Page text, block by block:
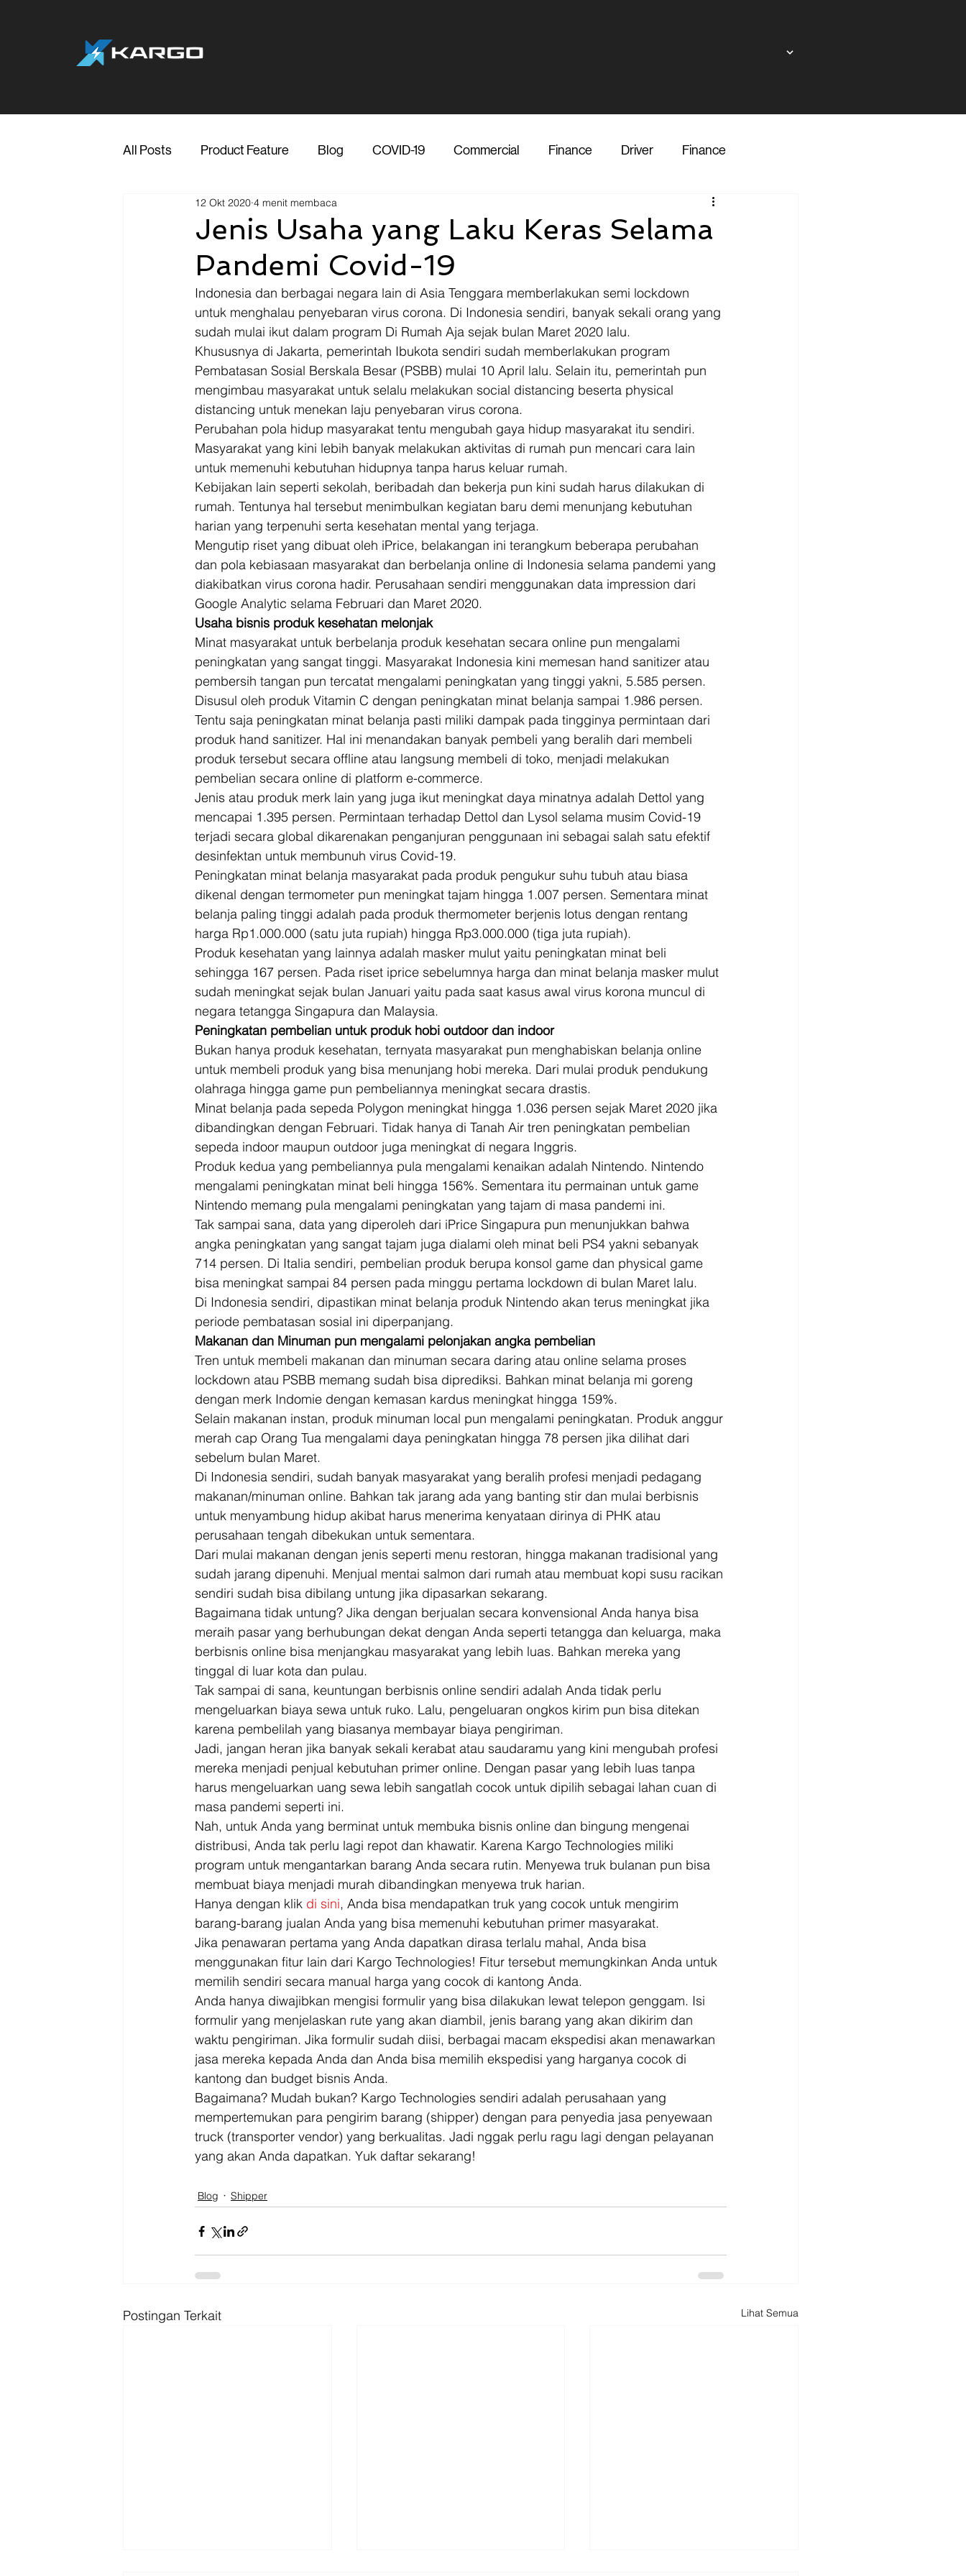
All Posts Product Feature Blog COVID-19 Commercial Finance Driver Finance
Marketing Media
Transporter Support Blog Vendor Shipper
Jakarta
Jenis Usaha yang Laku Keras Selama
Pandemi Covid-19
12 Okt 2020 4 menit membaca
Indonesia dan berbagai negara lain di Asia Tenggara memberlakukan semi lockdown
untuk menghalau penyebaran virus corona. Di Indonesia sendiri, banyak sekali orang yang
sudah mulai ikut dalam program Di Rumah Aja sejak bulan Maret 2020 lalu.
Khususnya di Jakarta, pemerintah Ibukota sendiri sudah memberlakukan program
Pembatasan Sosial Berskala Besar (PSBB) mulai 10 April lalu. Selain itu, pemerintah pun
mengimbau masyarakat untuk selalu melakukan social distancing beserta physical
distancing untuk menekan laju penyebaran virus corona.
Perubahan pola hidup masyarakat tentu mengubah gaya hidup masyarakat itu sendiri.
Masyarakat yang kini lebih banyak melakukan aktivitas di rumah pun mencari cara lain
untuk memenuhi kebutuhan hidupnya tanpa harus keluar rumah.
Kebijakan lain seperti sekolah, beribadah dan bekerja pun kini sudah harus dilakukan di
rumah. Tentunya hal tersebut menimbulkan kegiatan baru demi menunjang kebutuhan
harian yang terpenuhi serta kesehatan mental yang terjaga.
Mengutip riset yang dibuat oleh iPrice, belakangan ini terangkum beberapa perubahan
dan pola kebiasaan masyarakat dan berbelanja online di Indonesia selama pandemi yang
diakibatkan virus corona hadir. Perusahaan sendiri menggunakan data impression dari
Google Analytic selama Februari dan Maret 2020.
Usaha bisnis produk kesehatan melonjak
Minat masyarakat untuk berbelanja produk kesehatan secara online pun mengalami
peningkatan yang sangat tinggi. Masyarakat Indonesia kini memesan hand sanitizer atau
pembersih tangan pun tercatat mengalami peningkatan yang tinggi yakni, 5.585 persen.
Disusul oleh produk Vitamin C dengan peningkatan minat belanja sampai 1.986 persen.
Tentu saja peningkatan minat belanja pasti miliki dampak pada tingginya permintaan dari
produk hand sanitizer. Hal ini menandakan banyak pembeli yang beralih dari membeli
produk tersebut secara offline atau langsung membeli di toko, menjadi melakukan
pembelian secara online di platform e-commerce.
Jenis atau produk merk lain yang juga ikut meningkat daya minatnya adalah Dettol yang
mencapai 1.395 persen. Permintaan terhadap Dettol dan Lysol selama musim Covid-19
terjadi secara global dikarenakan penganjuran penggunaan ini sebagai salah satu efektif
desinfektan untuk membunuh virus Covid-19.
Peningkatan minat belanja masyarakat pada produk pengukur suhu tubuh atau biasa
dikenal dengan termometer pun meningkat tajam hingga 1.007 persen. Sementara minat
belanja paling tinggi adalah pada produk thermometer berjenis lotus dengan rentang
harga Rp1.000.000 (satu juta rupiah) hingga Rp3.000.000 (tiga juta rupiah).
Produk kesehatan yang lainnya adalah masker mulut yaitu peningkatan minat beli
sehingga 167 persen. Pada riset iprice sebelumnya harga dan minat belanja masker mulut
sudah meningkat sejak bulan Januari yaitu pada saat kasus awal virus korona muncul di
negara tetangga Singapura dan Malaysia.
Peningkatan pembelian untuk produk hobi outdoor dan indoor
Bukan hanya produk kesehatan, ternyata masyarakat pun menghabiskan belanja online
untuk membeli produk yang bisa menunjang hobi mereka. Dari mulai produk pendukung
olahraga hingga game pun pembeliannya meningkat secara drastis.
Minat belanja pada sepeda Polygon meningkat hingga 1.036 persen sejak Maret 2020 jika
dibandingkan dengan Februari. Tidak hanya di Tanah Air tren peningkatan pembelian
sepeda indoor maupun outdoor juga meningkat di negara Inggris.
Produk kedua yang pembeliannya pula mengalami kenaikan adalah Nintendo. Nintendo
mengalami peningkatan minat beli hingga 156%. Sementara itu permainan untuk game
Nintendo memang pula mengalami peningkatan yang tajam di masa pandemi ini.
Tak sampai sana, data yang diperoleh dari iPrice Singapura pun menunjukkan bahwa
angka peningkatan yang sangat tajam juga dialami oleh minat beli PS4 yakni sebanyak
714 persen. Di Italia sendiri, pembelian produk berupa konsol game dan physical game
bisa meningkat sampai 84 persen pada minggu pertama lockdown di bulan Maret lalu.
Di Indonesia sendiri, dipastikan minat belanja produk Nintendo akan terus meningkat jika
periode pembatasan sosial ini diperpanjang.
Makanan dan Minuman pun mengalami pelonjakan angka pembelian
Tren untuk membeli makanan dan minuman secara daring atau online selama proses
lockdown atau PSBB memang sudah bisa diprediksi. Bahkan minat belanja mi goreng
dengan merk Indomie dengan kemasan kardus meningkat hingga 159%.
Selain makanan instan, produk minuman local pun mengalami peningkatan. Produk anggur
merah cap Orang Tua mengalami daya peningkatan hingga 78 persen jika dilihat dari
sebelum bulan Maret.
Di Indonesia sendiri, sudah banyak masyarakat yang beralih profesi menjadi pedagang
makanan/minuman online. Bahkan tak jarang ada yang banting stir dan mulai berbisnis
untuk menyambung hidup akibat harus menerima kenyataan dirinya di PHK atau
perusahaan tengah dibekukan untuk sementara.
Dari mulai makanan dengan jenis seperti menu restoran, hingga makanan tradisional yang
sudah jarang dipenuhi. Menjual mentai salmon dari rumah atau membuat kopi susu racikan
sendiri sudah bisa dibilang untung jika dipasarkan sekarang.
Bagaimana tidak untung? Jika dengan berjualan secara konvensional Anda hanya bisa
meraih pasar yang berhubungan dekat dengan Anda seperti tetangga dan keluarga, maka
berbisnis online bisa menjangkau masyarakat yang lebih luas. Bahkan mereka yang
tinggal di luar kota dan pulau.
Tak sampai di sana, keuntungan berbisnis online sendiri adalah Anda tidak perlu
mengeluarkan biaya sewa untuk ruko. Lalu, pengeluaran ongkos kirim pun bisa ditekan
karena pembelilah yang biasanya membayar biaya pengiriman.
Jadi, jangan heran jika banyak sekali kerabat atau saudaramu yang kini mengubah profesi
mereka menjadi penjual kebutuhan primer online. Dengan pasar yang lebih luas tanpa
harus mengeluarkan uang sewa lebih sangatlah cocok untuk dipilih sebagai lahan cuan di
masa pandemi seperti ini.
Nah, untuk Anda yang berminat untuk membuka bisnis online dan bingung mengenai
distribusi, Anda tak perlu lagi repot dan khawatir. Karena Kargo Technologies miliki
program untuk mengantarkan barang Anda secara rutin. Menyewa truk bulanan pun bisa
membuat biaya menjadi murah dibandingkan menyewa truk harian.
Hanya dengan klik di sini, Anda bisa mendapatkan truk yang cocok untuk mengirim
barang-barang jualan Anda yang bisa memenuhi kebutuhan primer masyarakat.
Jika penawaran pertama yang Anda dapatkan dirasa terlalu mahal, Anda bisa
menggunakan fitur lain dari Kargo Technologies! Fitur tersebut memungkinkan Anda untuk
memilih sendiri secara manual harga yang cocok di kantong Anda.
Anda hanya diwajibkan mengisi formulir yang bisa dilakukan lewat telepon genggam. Isi
formulir yang menjelaskan rute yang akan diambil, jenis barang yang akan dikirim dan
waktu pengiriman. Jika formulir sudah diisi, berbagai macam ekspedisi akan menawarkan
jasa mereka kepada Anda dan Anda bisa memilih ekspedisi yang harganya cocok di
kantong dan budget bisnis Anda.
Bagaimana? Mudah bukan? Kargo Technologies sendiri adalah perusahaan yang
mempertemukan para pengirim barang (shipper) dengan para penyedia jasa penyewaan
truck (transporter vendor) yang berkualitas. Jadi nggak perlu ragu lagi dengan pelayanan
yang akan Anda dapatkan. Yuk daftar sekarang!
Blog Shipper
Postingan Terkait Lihat Semua